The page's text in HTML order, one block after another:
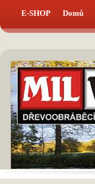
E-SHOP Domů